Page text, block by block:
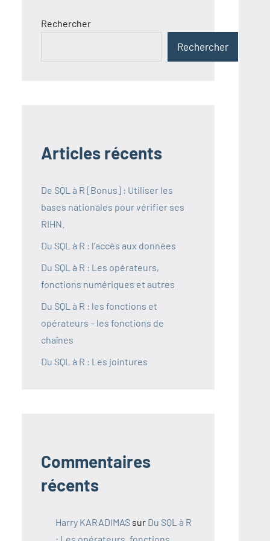
Rechercher
Rechercher
Articles récents
De SQL à R [Bonus] : Utiliser les
bases nationales pour vérifier ses
RIHN.
Du SQL à R : l’accès aux données
Du SQL à R : Les opérateurs,
fonctions numériques et autres
Du SQL à R : les fonctions et
opérateurs – les fonctions de
chaînes
Du SQL à R : Les jointures
Commentaires
récents
Harry KARADIMAS sur Du SQL à R
: Les opérateurs, fonctions